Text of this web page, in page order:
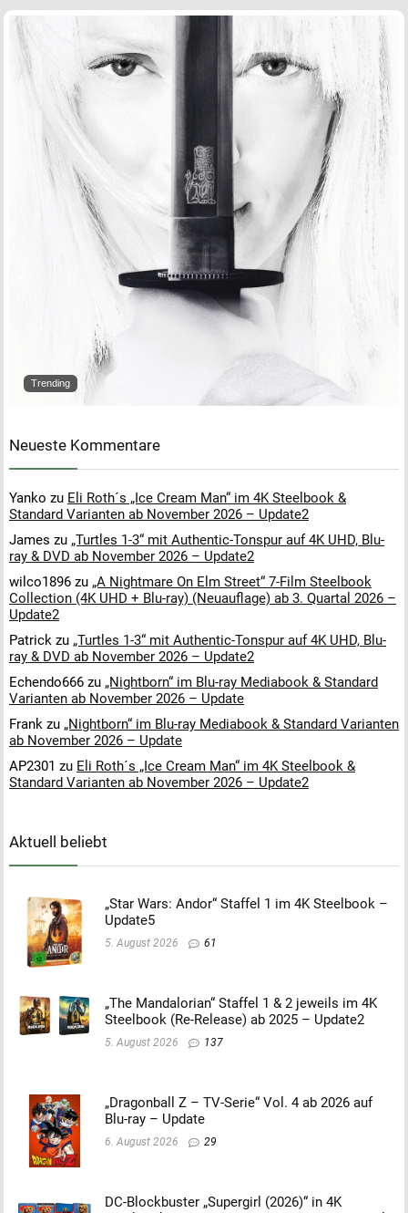
Trending
Neueste Kommentare
Yanko zu Eli Roth´s „Ice Cream Man“ im 4K Steelbook &
Standard Varianten ab November 2026 – Update2
James zu „Turtles 1-3“ mit Authentic-Tonspur auf 4K UHD, Blu-
ray & DVD ab November 2026 – Update2
wilco1896 zu „A Nightmare On Elm Street“ 7-Film Steelbook
Collection (4K UHD + Blu-ray) (Neuauflage) ab 3. Quartal 2026 –
Update2
Patrick zu „Turtles 1-3“ mit Authentic-Tonspur auf 4K UHD, Blu-
ray & DVD ab November 2026 – Update2
Echendo666 zu „Nightborn“ im Blu-ray Mediabook & Standard
Varianten ab November 2026 – Update
Frank zu „Nightborn“ im Blu-ray Mediabook & Standard Varianten
ab November 2026 – Update
AP2301 zu Eli Roth´s „Ice Cream Man“ im 4K Steelbook &
Standard Varianten ab November 2026 – Update2
Aktuell beliebt
„Star Wars: Andor“ Staffel 1 im 4K Steelbook –
Update5
5. August 2026 61
„The Mandalorian“ Staffel 1 & 2 jeweils im 4K
Steelbook (Re-Release) ab 2025 – Update2
5. August 2026 137
„Dragonball Z – TV-Serie“ Vol. 4 ab 2026 auf
Blu-ray – Update
6. August 2026 29
DC-Blockbuster „Supergirl (2026)“ in 4K